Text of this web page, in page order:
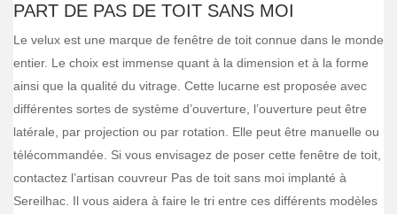
PART DE PAS DE TOIT SANS MOI
Le velux est une marque de fenêtre de toit connue dans le monde
entier. Le choix est immense quant à la dimension et à la forme
ainsi que la qualité du vitrage. Cette lucarne est proposée avec
différentes sortes de système d’ouverture, l’ouverture peut être
latérale, par projection ou par rotation. Elle peut être manuelle ou
télécommandée. Si vous envisagez de poser cette fenêtre de toit,
contactez l’artisan couvreur Pas de toit sans moi implanté à
Sereilhac. Il vous aidera à faire le tri entre ces différents modèles